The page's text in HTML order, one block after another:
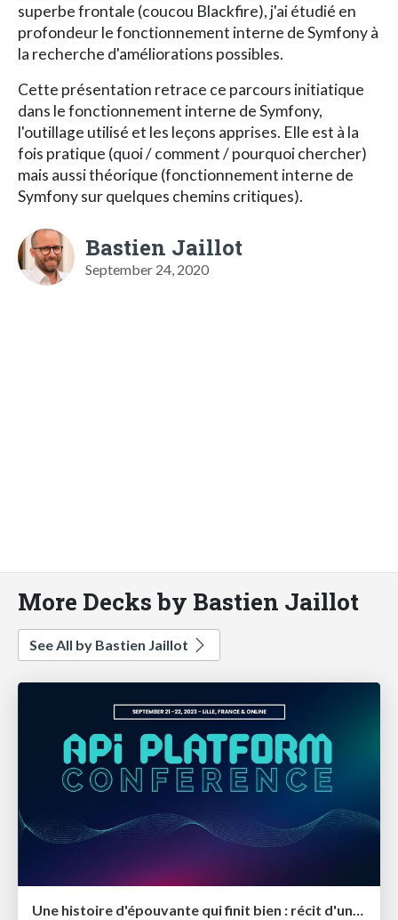
superbe frontale (coucou Blackfire), j'ai étudié en
profondeur le fonctionnement interne de Symfony à
la recherche d'améliorations possibles.
Cette présentation retrace ce parcours initiatique
dans le fonctionnement interne de Symfony,
l'outillage utilisé et les leçons apprises. Elle est à la
fois pratique (quoi / comment / pourquoi chercher)
mais aussi théorique (fonctionnement interne de
Symfony sur quelques chemins critiques).
Bastien Jaillot
September 24, 2020
More Decks by Bastien Jaillot
See All by Bastien Jaillot
Une histoire d'épouvante qui finit bien : récit d'une migration d'une API custom vers API Platform 2.x puis 3